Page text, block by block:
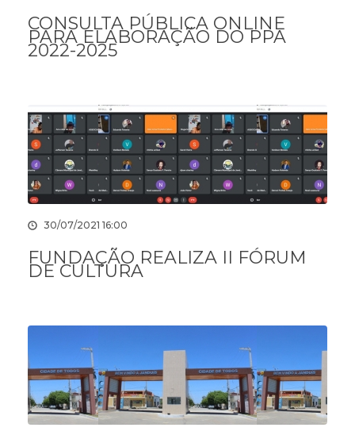
CONSULTA PÚBLICA ONLINE
PARA ELABORAÇÃO DO PPA
2022-2025
30/07/2021 16:00
FUNDAÇÃO REALIZA II FÓRUM
DE CULTURA